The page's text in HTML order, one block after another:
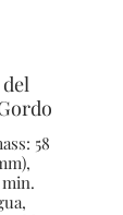
58
min.